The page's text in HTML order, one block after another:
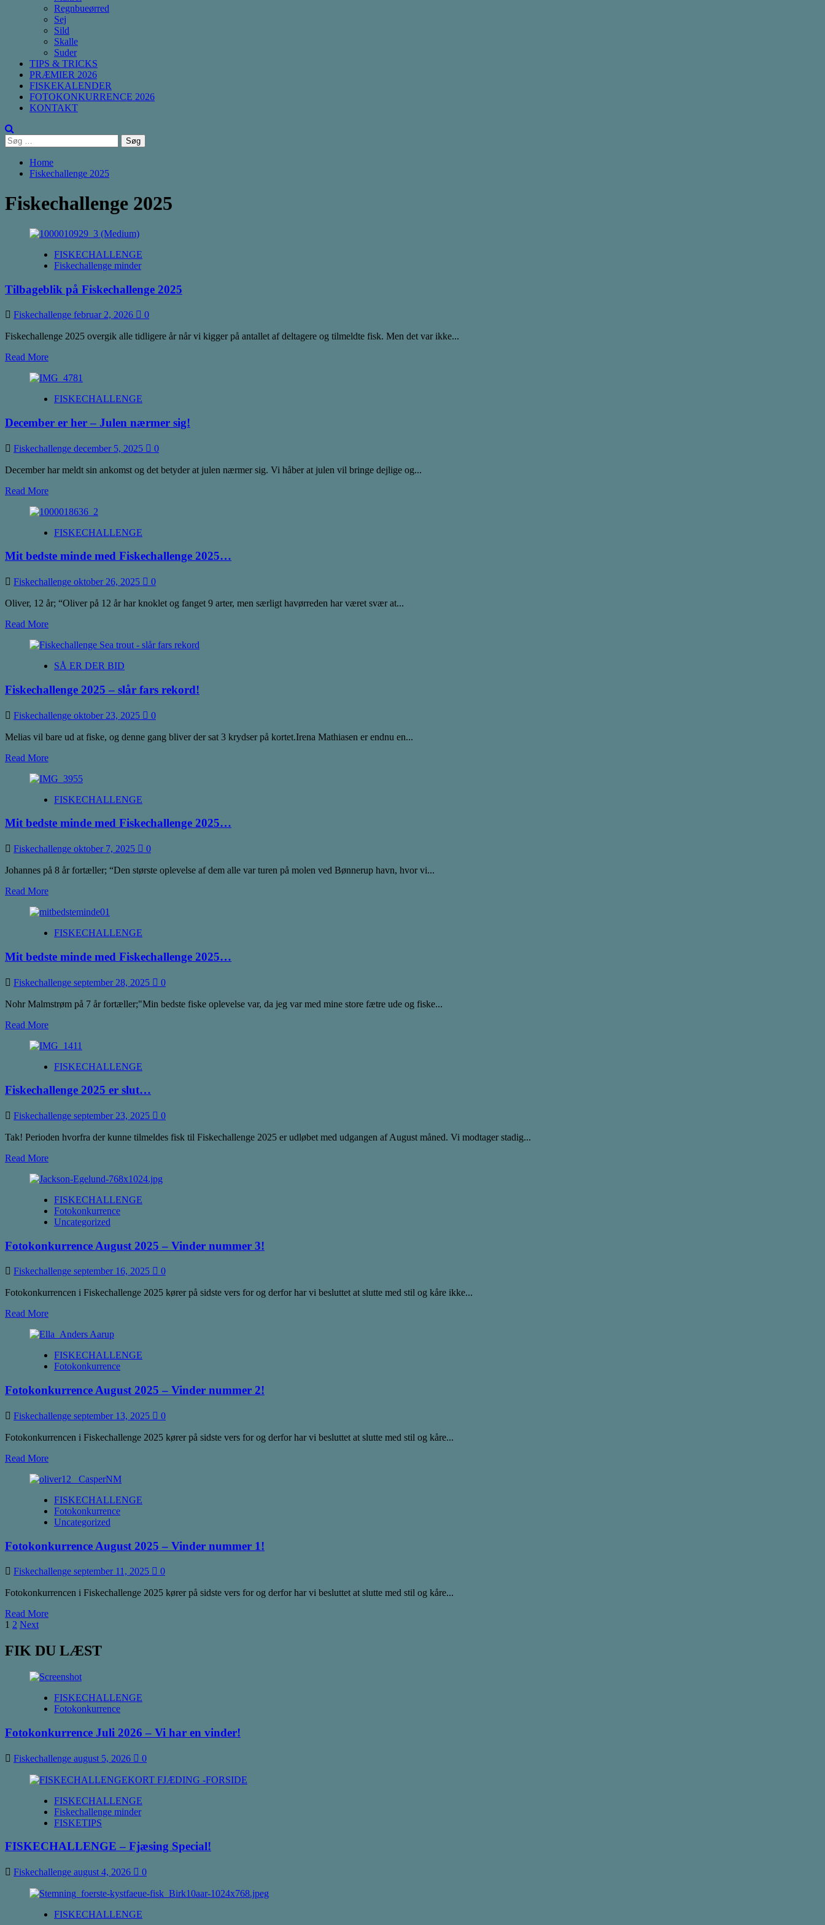
Regnbueørred
Sej
Sild
Skalle
Suder
TIPS & TRICKS
PRÆMIER 2026
FISKEKALENDER
FOTOKONKURRENCE 2026
KONTAKT
Søg
efter:
Home
Fiskechallenge 2025
Fiskechallenge 2025
FISKECHALLENGE
Fiskechallenge minder
Tilbageblik på Fiskechallenge 2025
Fiskechallenge februar 2, 2026 0
Fiskechallenge 2025 overgik alle tidligere år når vi kigger på antallet af deltagere og tilmeldte fisk. Men det var ikke...
Read MoreRead
about
på
2025
FISKECHALLENGE
December er her – Julen nærmer sig!
Fiskechallenge december 5, 2025 0
December har meldt sin ankomst og det betyder at julen nærmer sig. Vi håber at julen vil bringe dejlige og...
Read MoreRead
about
er
–
nærmer
sig!
FISKECHALLENGE
Mit bedste minde med Fiskechallenge 2025…
Fiskechallenge oktober 26, 2025 0
Oliver, 12 år; “Oliver på 12 år har knoklet og fanget 9 arter, men særligt havørreden har været svær at...
Read MoreRead
about
bedste
med
2025…
SÅ ER DER BID
Fiskechallenge 2025 – slår fars rekord!
Fiskechallenge oktober 23, 2025 0
Melias vil bare ud at fiske, og denne gang bliver der sat 3 krydser på kortet.Irena Mathiasen er endnu en...
Read MoreRead
about
2025
slår
rekord!
FISKECHALLENGE
Mit bedste minde med Fiskechallenge 2025…
Fiskechallenge oktober 7, 2025 0
Johannes på 8 år fortæller; “Den største oplevelse af dem alle var turen på molen ved Bønnerup havn, hvor vi...
Read MoreRead
about
bedste
med
2025…
FISKECHALLENGE
Mit bedste minde med Fiskechallenge 2025…
Fiskechallenge september 28, 2025 0
Nohr Malmstrøm på 7 år fortæller;"Min bedste fiske oplevelse var, da jeg var med mine store fætre ude og fiske...
Read MoreRead
about
bedste
med
2025…
FISKECHALLENGE
Fiskechallenge 2025 er slut…
Fiskechallenge september 23, 2025 0
Tak! Perioden hvorfra der kunne tilmeldes fisk til Fiskechallenge 2025 er udløbet med udgangen af August måned. Vi modtager stadig...
Read MoreRead
about
2025
er
slut…
FISKECHALLENGE
Fotokonkurrence
Uncategorized
Fotokonkurrence August 2025 – Vinder nummer 3!
Fiskechallenge september 16, 2025 0
Fotokonkurrencen i Fiskechallenge 2025 kører på sidste vers for og derfor har vi besluttet at slutte med stil og kåre ikke...
Read MoreRead
about
August
2025
Vinder
3!
FISKECHALLENGE
Fotokonkurrence
Fotokonkurrence August 2025 – Vinder nummer 2!
Fiskechallenge september 13, 2025 0
Fotokonkurrencen i Fiskechallenge 2025 kører på sidste vers for og derfor har vi besluttet at slutte med stil og kåre...
Read MoreRead
about
August
2025
nummer
FISKECHALLENGE
Fotokonkurrence
Uncategorized
Fotokonkurrence August 2025 – Vinder nummer 1!
Fiskechallenge september 11, 2025 0
Fotokonkurrencen i Fiskechallenge 2025 kører på sidste vers for og derfor har vi besluttet at slutte med stil og kåre...
Read MoreRead
Fotokonkurrence
August
–
nummer
1!
Indlægsinddeling
1 2 Next
FIK DU LÆST
FISKECHALLENGE
Fotokonkurrence
Fotokonkurrence Juli 2026 – Vi har en vinder!
Fiskechallenge august 5, 2026 0
FISKECHALLENGE
Fiskechallenge minder
FISKETIPS
FISKECHALLENGE – Fjæsing Special!
Fiskechallenge august 4, 2026 0
FISKECHALLENGE